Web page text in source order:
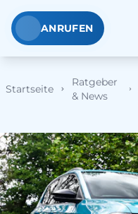
ANRUFEN
Startseite
Ratgeber
& News